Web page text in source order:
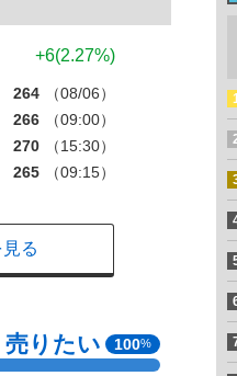
+6(2.27%)
264
（08/06）
266
（09:00）
270
（15:30）
265 （09:15）
る
売りたい 100%